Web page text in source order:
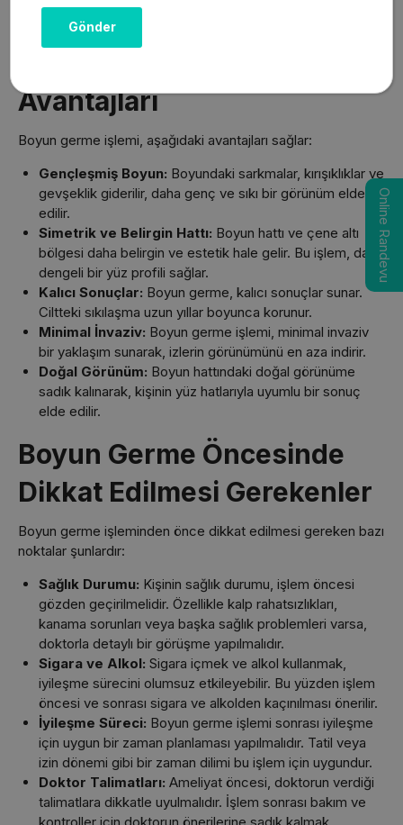
gereklidir.
Avantajları
Boyun germe işlemi, aşağıdaki avantajları sağlar:
Gençleşmiş Boyun: Boyundaki sarkmalar, kırışıklıklar ve
gevşeklik giderilir, daha genç ve sıkı bir görünüm elde
edilir.
Simetrik ve Belirgin Hattı: Boyun hattı ve çene altı
bölgesi daha belirgin ve estetik hale gelir. Bu işlem, daha
dengeli bir yüz profili sağlar.
Kalıcı Sonuçlar: Boyun germe, kalıcı sonuçlar sunar.
Ciltteki sıkılaşma uzun yıllar boyunca korunur.
Minimal İnvaziv: Boyun germe işlemi, minimal invaziv
bir yaklaşım sunarak, izlerin görünümünü en aza indirir.
Doğal Görünüm: Boyun hattındaki doğal görünüme
sadık kalınarak, kişinin yüz hatlarıyla uyumlu bir sonuç
elde edilir.
Boyun Germe Öncesinde
Dikkat Edilmesi Gerekenler
Boyun germe işleminden önce dikkat edilmesi gereken bazı
noktalar şunlardır:
Sağlık Durumu: Kişinin sağlık durumu, işlem öncesi
gözden geçirilmelidir. Özellikle kalp rahatsızlıkları,
kanama sorunları veya başka sağlık problemleri varsa,
doktorla detaylı bir görüşme yapılmalıdır.
Sigara ve Alkol: Sigara içmek ve alkol kullanmak,
iyileşme sürecini olumsuz etkileyebilir. Bu yüzden işlem
öncesi ve sonrası sigara ve alkolden kaçınılması önerilir.
İyileşme Süreci: Boyun germe işlemi sonrası iyileşme
için uygun bir zaman planlaması yapılmalıdır. Tatil veya
izin dönemi gibi bir zaman dilimi bu işlem için uygundur.
Doktor Talimatları: Ameliyat öncesi, doktorun verdiği
talimatlara dikkatle uyulmalıdır. İşlem sonrası bakım ve
Online Randevu